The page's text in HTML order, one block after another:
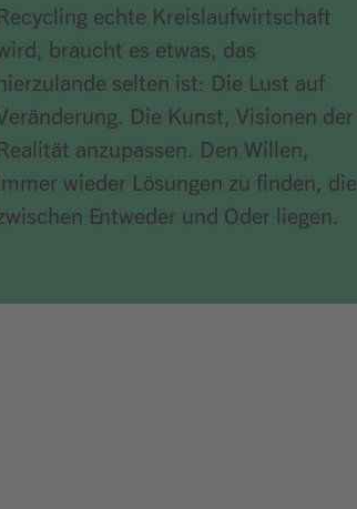
echte Kreislaufwirtschaft
braucht es etwas, das
selten ist: Die Lust auf
Die Kunst, Visionen der
anzupassen. Den Willen,
wieder Lösungen zu finden, die
Entweder und Oder liegen.